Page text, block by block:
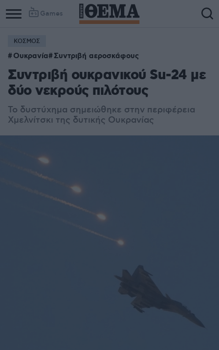
Games
ΚΟΣΜΟΣ
Ουκρανία Συντριβή αεροσκάφους
Συντριβή ουκρανικού Su-24 με
δύο νεκρούς πιλότους
Το δυστύχημα σημειώθηκε στην περιφέρεια
Χμελνίτσκι της δυτικής Ουκρανίας